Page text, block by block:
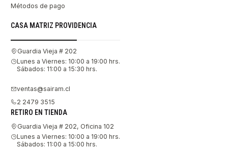
Métodos de pago
CASA MATRIZ PROVIDENCIA
Guardia Vieja # 202
Lunes a Viernes: 10:00 a 19:00 hrs.
Sábados: 11:00 a 15:30 hrs.
ventas@sairam.cl
2 2479 3515
RETIRO EN TIENDA
Guardia Vieja # 202, Oficina 102
Lunes a Viernes: 10:00 a 19:00 hrs.
Sábados: 11:00 a 15:00 hrs.